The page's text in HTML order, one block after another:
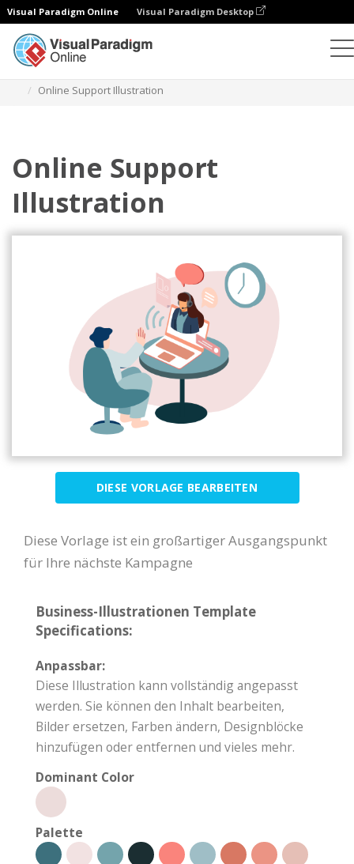
Visual Paradigm Online Visual Paradigm Desktop
Online Support Illustration
Online Support
Illustration
DIESE VORLAGE BEARBEITEN
Diese Vorlage ist ein großartiger Ausgangspunkt
für Ihre nächste Kampagne
Business-Illustrationen Template
Specifications:
Anpassbar:
Diese Illustration kann vollständig angepasst
werden. Sie können den Inhalt bearbeiten,
Bilder ersetzen, Farben ändern, Designblöcke
hinzufügen oder entfernen und vieles mehr.
Dominant Color
Palette